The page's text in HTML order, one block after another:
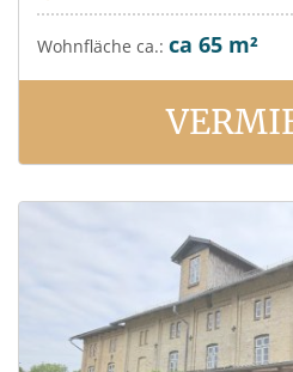
Wohnfläche ca.: ca 65 m²